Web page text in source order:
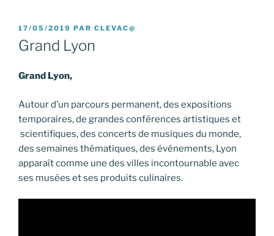
PUBLIÉ
LE
17/05/2019 PAR CLEVAC@
Grand Lyon
Grand Lyon,
Autour d’un parcours permanent, des expositions
temporaires, de grandes conférences artistiques et
scientifiques, des concerts de musiques du monde,
des semaines thématiques, des événements, Lyon
apparaît comme une des villes incontournable avec
ses musées et ses produits culinaires.